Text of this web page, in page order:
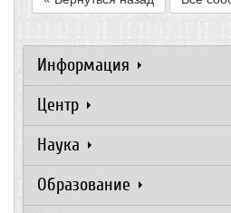
Информация
Центр
Наука
Образование